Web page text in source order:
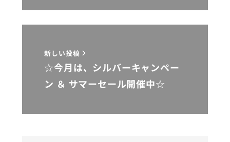
新しい投稿
☆今月は、シルバーキャンペー
ン ＆ サマーセール開催中☆